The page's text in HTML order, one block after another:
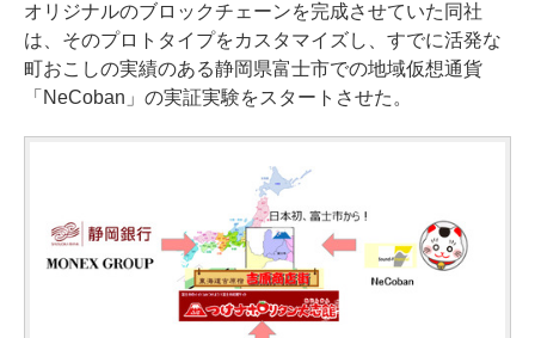
オリジナルのブロックチェーンを完成させていた同社
は、そのプロトタイプをカスタマイズし、すでに活発な
町おこしの実績のある静岡県富士市での地域仮想通貨
「NeCoban」の実証実験をスタートさせた。